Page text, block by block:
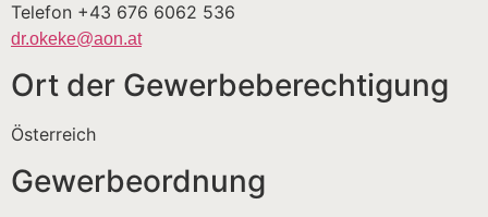
Telefon +43 676 6062 536
dr.okeke@aon.at
Ort der Gewerbeberechtigung
Österreich
Gewerbeordnung